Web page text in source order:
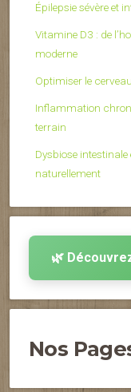
Épilepsie sévère et
Vitamine D3 : de
moderne
Optimiser le
Inflammation
terrain
Dysbiose
naturellement
🌿
Nos